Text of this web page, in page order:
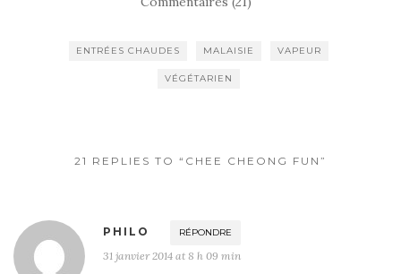
r er
ENTRÉES CHAUDES MALAISIE VAPEUR
VÉGÉTARIEN
21 REPLIES TO “CHEE CHEONG FUN”
PHILO RÉPONDRE
31 janvier 2014 at 8 h 09 min